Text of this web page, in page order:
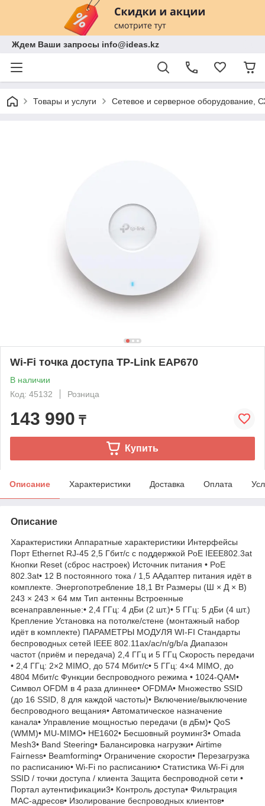
Ждем Ваши запросы info@ideas.kz
Товары и услуги Сетевое и серверное оборудование,
Wi-Fi точка доступа TP-Link EAP670
В наличии
Код: 45132
Розница
143 990 ₸
Купить
Описание Характеристики Доставка Оплата
Описание
Характеристики Аппаратные характеристики Интерфейсы
Порт Ethernet RJ-45 2,5 Гбит/с с поддержкой PoE IEEE802.3at
Кнопки Reset (сброс настроек) Источник питания • PoE
802.3at• 12 В постоянного тока / 1,5 ААдаптер питания идёт в
комплекте. Энергопотребление 18,1 Вт Размеры (Ш × Д × В)
243 × 243 × 64 мм Тип антенны Встроенные
всенаправленные:• 2,4 ГГц: 4 дБи (2 шт.)• 5 ГГц: 5 дБи (4 шт.)
Крепление Установка на потолке/стене (монтажный набор
идёт в комплекте) ПАРАМЕТРЫ МОДУЛЯ WI-FI Стандарты
беспроводных сетей IEEE 802.11ax/ac/n/g/b/a Диапазон
частот (приём и передача) 2,4 ГГц и 5 ГГц Скороcть передачи
• 2,4 ГГц: 2×2 MIMO, до 574 Мбит/с• 5 ГГц: 4×4 MIMO, до
4804 Мбит/с Функции беспроводного режима • 1024-QAM•
Символ OFDM в 4 раза длиннее• OFDMA• Множество SSID
(до 16 SSID, 8 для каждой частоты)• Включение/выключение
беспроводного вещания• Автоматическое назначение
канала• Управление мощностью передачи (в дБм)• QoS
(WMM)• MU-MIMO• HE1602• Бесшовный роуминг3• Omada
Mesh3• Band Steering• Балансировка нагрузки• Airtime
Fairness• Beamforming• Ограничение скорости• Перезагрузка
по расписанию• Wi-Fi по расписанию• Статистика Wi-Fi для
SSID / точки доступа / клиента Защита беспроводной сети •
Портал аутентификации3• Контроль доступа• Фильтрация
MAC-адресов• Изолирование беспроводных клиентов•